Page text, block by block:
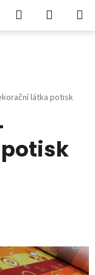
Hledat
KOŠÍK
látka potisk